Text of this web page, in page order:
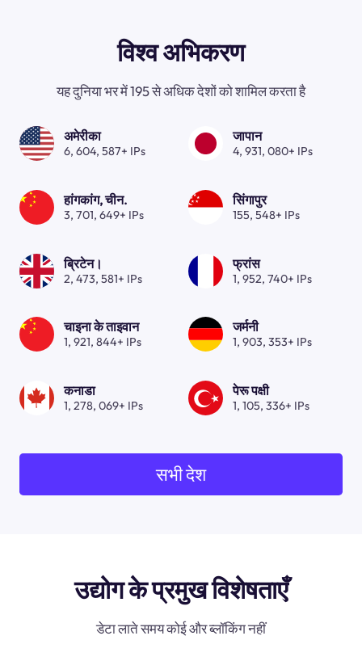
विश्व अभिकरण
यह दुनिया भर में 195 से अधिक देशों को शामिल करता है
अमेरीका
6, 604, 587+ IPs
जापान
4, 931, 080+ IPs
हांगकांग, चीन.
3, 701, 649+ IPs
सिंगापुर
155, 548+ IPs
ब्रिटेन।
2, 473, 581+ IPs
फ्रांस
1, 952, 740+ IPs
चाइना के ताइवान
1, 921, 844+ IPs
जर्मनी
1, 903, 353+ IPs
कनाडा
1, 278, 069+ IPs
पेरू पक्षी
1, 105, 336+ IPs
सभी देश
उद्योग के प्रमुख विशेषताएँ
डेटा लाते समय कोई और ब्लॉकिंग नहीं